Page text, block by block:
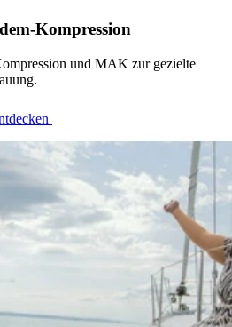
Kompression
und MAK zur gezielte